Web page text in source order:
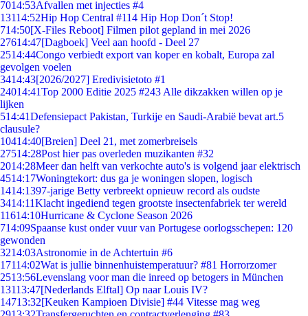
7014:53Afvallen met injecties #4
13114:52Hip Hop Central #114 Hip Hop Don´t Stop!
714:50[X-Files Reboot] Filmen pilot gepland in mei 2026
27614:47[Dagboek] Veel aan hoofd - Deel 27
2514:44Congo verbiedt export van koper en kobalt, Europa zal
gevolgen voelen
3414:43[2026/2027] Eredivisietoto #1
24014:41Top 2000 Editie 2025 #243 Alle dikzakken willen op je
lijken
514:41Defensiepact Pakistan, Turkije en Saudi-Arabië bevat art.5
clausule?
10414:40[Breien] Deel 21, met zomerbreisels
27514:28Post hier pas overleden muzikanten #32
2014:28Meer dan helft van verkochte auto's is volgend jaar elektrisch
4514:17Woningtekort: dus ga je woningen slopen, logisch
1414:1397-jarige Betty verbreekt opnieuw record als oudste
3414:11Klacht ingediend tegen grootste insectenfabriek ter wereld
11614:10Hurricane & Cyclone Season 2026
714:09Spaanse kust onder vuur van Portugese oorlogsschepen: 120
gewonden
3214:03Astronomie in de Achtertuin #6
17114:02Wat is jullie binnenhuistemperatuur? #81 Horrorzomer
2513:56Levenslang voor man die inreed op betogers in München
13113:47[Nederlands Elftal] Op naar Louis IV?
14713:32[Keuken Kampioen Divisie] #44 Vitesse mag weg